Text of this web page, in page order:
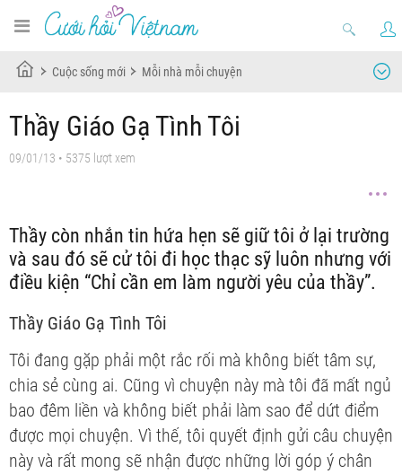
Cuộc sống mới Mỗi nhà mỗi chuyện
Thầy Giáo Gạ Tình Tôi
09/01/13 • 5375 lượt xem
Thầy còn nhắn tin hứa hẹn sẽ giữ tôi ở lại trường
và sau đó sẽ cử tôi đi học thạc sỹ luôn nhưng với
điều kiện “Chỉ cần em làm người yêu của thầy”.
Thầy Giáo Gạ Tình Tôi
Tôi đang gặp phải một rắc rối mà không biết tâm sự,
chia sẻ cùng ai. Cũng vì chuyện này mà tôi đã mất ngủ
bao đêm liền và không biết phải làm sao để dứt điểm
được mọi chuyện. Vì thế, tôi quyết định gửi câu chuyện
này và rất mong sẽ nhận được những lời góp ý chân